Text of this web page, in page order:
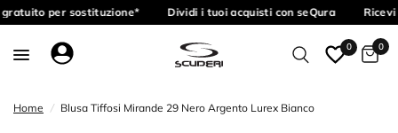
per sostituzione* Dividi i tuoi acquisti con seQura
0 0
Home / Blusa Tiffosi Mirande 29 Nero Argento Lurex Bianco